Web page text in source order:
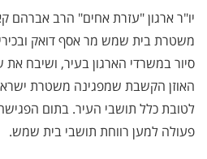
יו"ר ארגון "עזרת אחים" הרב אברהם
משטרת בית שמש מר אסף דואק
סיור במשרדי הארגון בעיר, ושיבח
האוזן הקשבת שמפגינה משטרת
לטובת כלל תושבי העיר. בתום
פעולה למען רווחת תושבי בית שמש.